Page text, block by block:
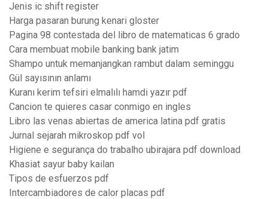
Jenis ic shift register
Harga pasaran burung kenari gloster
Pagina 98 contestada del libro de matematicas 6 grado
Cara membuat mobile banking bank jatim
Shampo untuk memanjangkan rambut dalam seminggu
Gül sayısının anlamı
Kuranı kerim tefsiri elmalılı hamdi yazır pdf
Cancion te quieres casar conmigo en ingles
Libro las venas abiertas de america latina pdf gratis
Jurnal sejarah mikroskop pdf vol
Higiene e segurança do trabalho ubirajara pdf download
Khasiat sayur baby kailan
Tipos de esfuerzos pdf
Intercambiadores de calor placas pdf